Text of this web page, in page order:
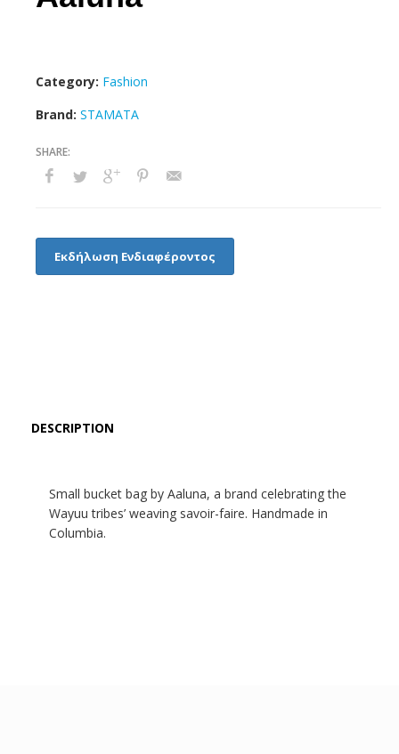
Category: Fashion
Brand: STAMATA
Εκδήλωση Ενδιαφέροντος
DESCRIPTION
Small bucket bag by Aaluna, a brand celebrating the
Wayuu tribes’ weaving savoir-faire. Handmade in
Columbia.